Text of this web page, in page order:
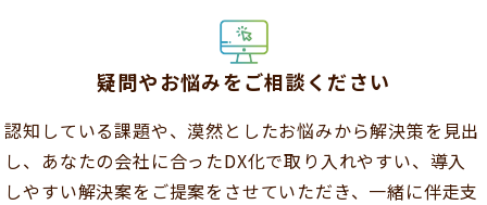
疑問やお悩みをご相談ください
認知している課題や、漠然としたお悩みから解決策を見出
し、あなたの会社に合ったDX化で取り入れやすい、導入
しやすい解決案をご提案をさせていただき、一緒に伴走支